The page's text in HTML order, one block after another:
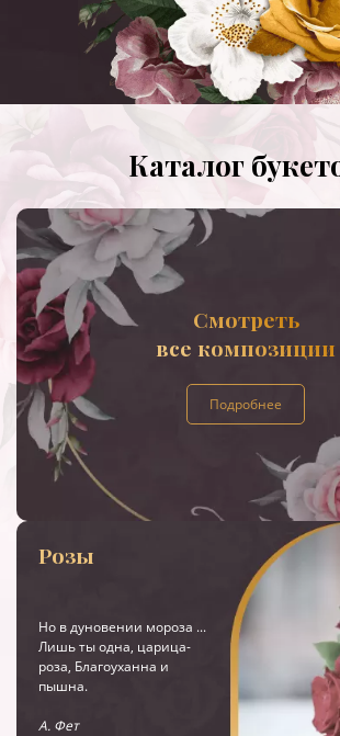
Каталог
Смотреть
все композиции
Подробнее
Розы
Но в дуновении мороза ...
Лишь ты одна, царица-
роза, Благоуханна и
пышна.
А. Фет